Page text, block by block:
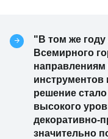
"В том же
Всемирного
инструментов
решение
высокого
декоративно-
значительно